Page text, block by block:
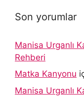
Son yorumlar
Manisa Urganlı
Rehberi
Matka Kanyonu
Manisa Urganlı